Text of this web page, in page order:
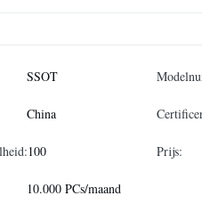
SSOT
China
100 Prijs:
10.000 PCs/maand